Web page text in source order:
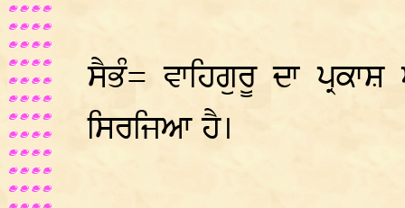
ਸੈਭੰ= ਵਾਹਿਗੁਰੂ ਦਾ
ਸਿਰਜਿਆ ਹੈ।